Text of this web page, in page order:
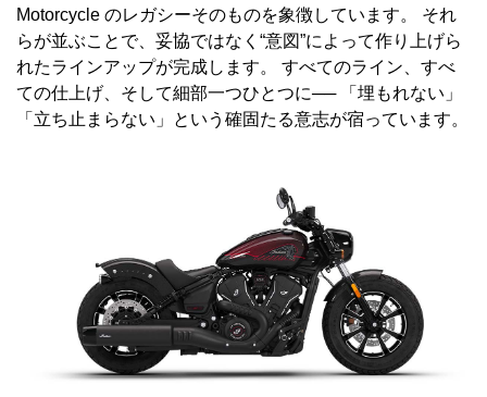
Motorcycle のレガシーそのものを象徴しています。 それ
らが並ぶことで、妥協ではなく“意図”によって作り上げら
れたラインアップが完成します。 すべてのライン、すべ
ての仕上げ、そして細部一つひとつに── 「埋もれない」
「立ち止まらない」という確固たる意志が宿っています。